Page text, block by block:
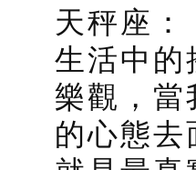
天秤座：
生活中
樂觀，
的心態